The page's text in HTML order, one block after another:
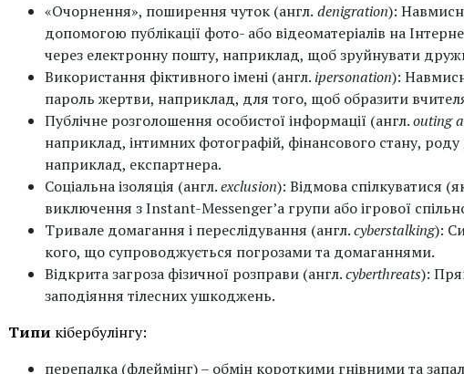
«Очорнення», поширення чуток (англ. denigration):
допомогою публікації фото- або відеоматеріалів на
через електронну пошту, наприклад, щоб зруйнувати
Використання фіктивного імені (англ. ipersonation):
пароль жертви, наприклад, для того, щоб образити
Публічне розголошення особистої інформації (англ.outing
наприклад, інтимних фотографій, фінансового стану,
наприклад, експартнера.
Соціальна ізоляція (англ.exclusion): Відмова спілкуватися
виключення з Instant-Messenger’a групи або ігрової
Тривале домагання і переслідування (англ.cyberstalking):
кого, що супроводжується погрозами та домаганнями.
Відкрита загроза фізичної розправи (англ.cyberthreats):
заподіяння тілесних ушкоджень.
Типи кібербулінгу:
перепалка (флеймінг) – обмін короткими гнівними та